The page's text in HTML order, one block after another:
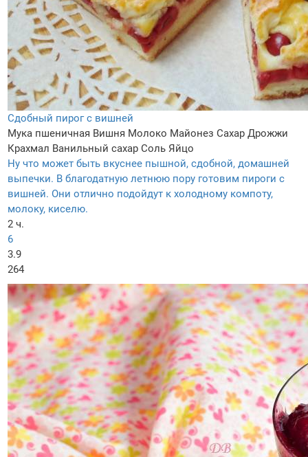
Сдобный пирог с вишней
Мука пшеничная Вишня Молоко Майонез Сахар Дрожжи
Крахмал Ванильный сахар Соль Яйцо
Ну что может быть вкуснее пышной, сдобной, домашней
выпечки. В благодатную летнюю пору готовим пироги с
вишней. Они отлично подойдут к холодному компоту,
молоку, киселю.
2 ч.
6
3.9
264